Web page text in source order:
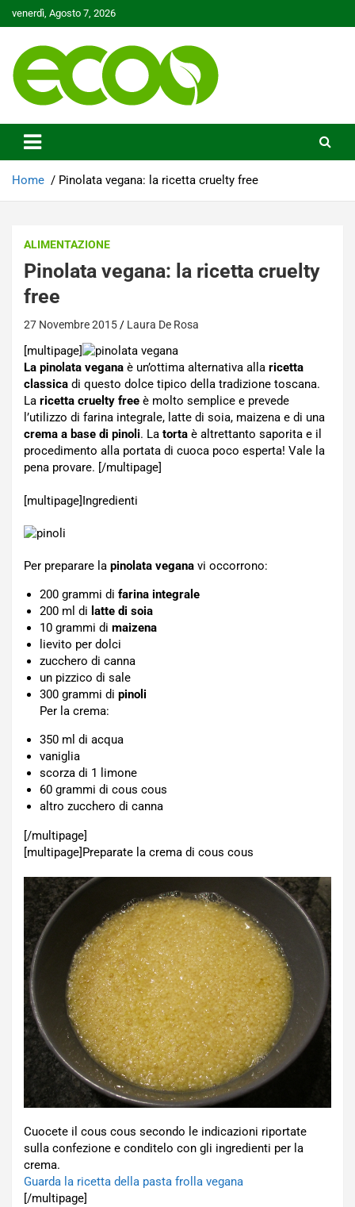
to
venerdì, Agosto 7, 2026
Ecoo.it
Home Pinolata vegana: la ricetta cruelty free
ALIMENTAZIONE
Pinolata vegana: la ricetta cruelty
free
27 Novembre 2015 Laura De Rosa
[multipage]
La pinolata vegana è un’ottima alternativa alla ricetta
classica di questo dolce tipico della tradizione toscana.
La ricetta cruelty free è molto semplice e prevede
l’utilizzo di farina integrale, latte di soia, maizena e di una
crema a base di pinoli. La torta è altrettanto saporita e il
procedimento alla portata di cuoca poco esperta! Vale la
pena provare. [/multipage]
[multipage]Ingredienti
Per preparare la pinolata vegana vi occorrono:
200 grammi di farina integrale
200 ml di latte di soia
10 grammi di maizena
lievito per dolci
zucchero di canna
un pizzico di sale
300 grammi di pinoli
Per la crema:
350 ml di acqua
vaniglia
scorza di 1 limone
60 grammi di cous cous
altro zucchero di canna
[/multipage]
[multipage]Preparate la crema di cous cous
Cuocete il cous cous secondo le indicazioni riportate
sulla confezione e conditelo con gli ingredienti per la
crema.
Guarda la ricetta della pasta frolla vegana
[/multipage]